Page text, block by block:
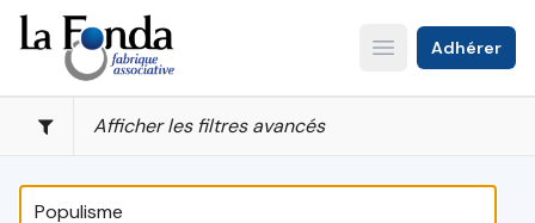
Aller
au
contenu
principal
Open main menu
Adhérer
Afficher les filtres avancés